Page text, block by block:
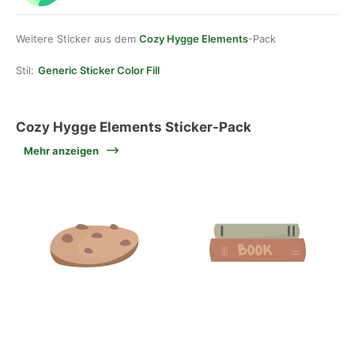
Weitere Sticker aus dem Cozy Hygge Elements-Pack
Stil: Generic Sticker Color Fill
Cozy Hygge Elements Sticker-Pack
Mehr anzeigen